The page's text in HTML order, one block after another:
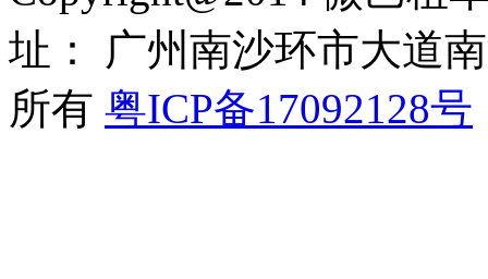
址： 广州南沙环市大道
所有 粤ICP备17092128号